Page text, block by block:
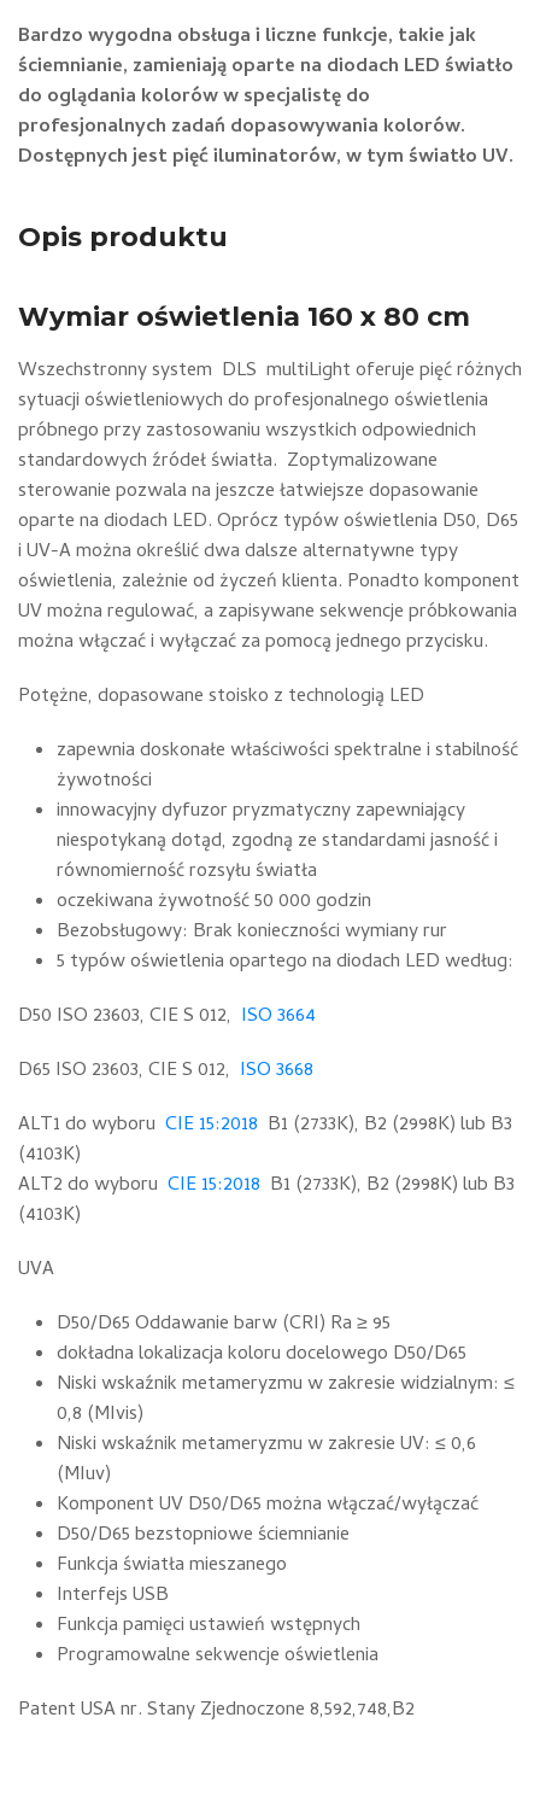
Bardzo wygodna obsługa i liczne funkcje, takie jak
ściemnianie, zamieniają oparte na diodach LED światło
do oglądania kolorów w specjalistę do
profesjonalnych zadań dopasowywania kolorów.
Dostępnych jest pięć iluminatorów, w tym światło UV.
Opis produktu
Wymiar oświetlenia 160 x 80 cm
Wszechstronny system DLS multiLight oferuje pięć różnych
sytuacji oświetleniowych do profesjonalnego oświetlenia
próbnego przy zastosowaniu wszystkich odpowiednich
standardowych źródeł światła. Zoptymalizowane
sterowanie pozwala na jeszcze łatwiejsze dopasowanie
oparte na diodach LED. Oprócz typów oświetlenia D50, D65
i UV-A można określić dwa dalsze alternatywne typy
oświetlenia, zależnie od życzeń klienta. Ponadto komponent
UV można regulować, a zapisywane sekwencje próbkowania
można włączać i wyłączać za pomocą jednego przycisku.
Potężne, dopasowane stoisko z technologią LED
zapewnia doskonałe właściwości spektralne i stabilność
żywotności
innowacyjny dyfuzor pryzmatyczny zapewniający
niespotykaną dotąd, zgodną ze standardami jasność i
równomierność rozsyłu światła
oczekiwana żywotność 50 000 godzin
Bezobsługowy: Brak konieczności wymiany rur
5 typów oświetlenia opartego na diodach LED według:
D50 ISO 23603, CIE S 012, ISO 3664
D65 ISO 23603, CIE S 012, ISO 3668
ALT1 do wyboru CIE 15:2018 B1 (2733K), B2 (2998K) lub B3
(4103K)
ALT2 do wyboru CIE 15:2018 B1 (2733K), B2 (2998K) lub B3
(4103K)
UVA
D50/D65 Oddawanie barw (CRI) Ra ≥ 95
dokładna lokalizacja koloru docelowego D50/D65
Niski wskaźnik metameryzmu w zakresie widzialnym: ≤
0,8 (MIvis)
Niski wskaźnik metameryzmu w zakresie UV: ≤ 0,6
(MIuv)
Komponent UV D50/D65 można włączać/wyłączać
D50/D65 bezstopniowe ściemnianie
Funkcja światła mieszanego
Interfejs USB
Funkcja pamięci ustawień wstępnych
Programowalne sekwencje oświetlenia
Patent USA nr. Stany Zjednoczone 8,592,748,B2